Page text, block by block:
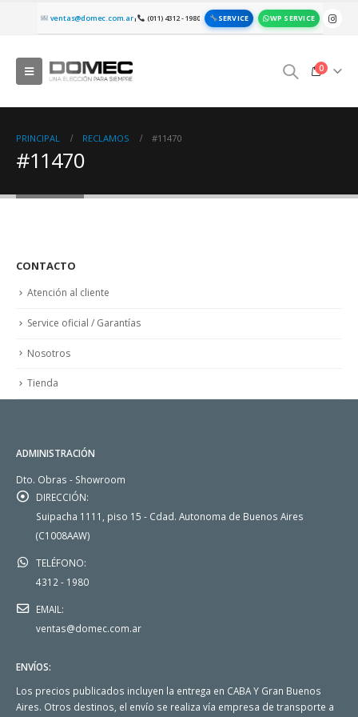
ventas@domec.com.ar| (011) 4312 - 1980 SERVICE WP SERVICE
0
PRINCIPAL RECLAMOS #11470
#11470
CONTACTO
Atención al cliente
Service oficial / Garantías
Nosotros
Tienda
ADMINISTRACIÓN
Dto. Obras - Showroom
DIRECCIÓN:
Suipacha 1111, piso 15 - Cdad. Autonoma de Buenos Aires
(C1008AAW)
TELÉFONO:
4312 - 1980
EMAIL:
ventas@domec.com.ar
ENVÍOS:
Los precios publicados incluyen la entrega en CABA Y Gran Buenos
Aires. Otros destinos, el envío se realiza vía empresa de transporte a